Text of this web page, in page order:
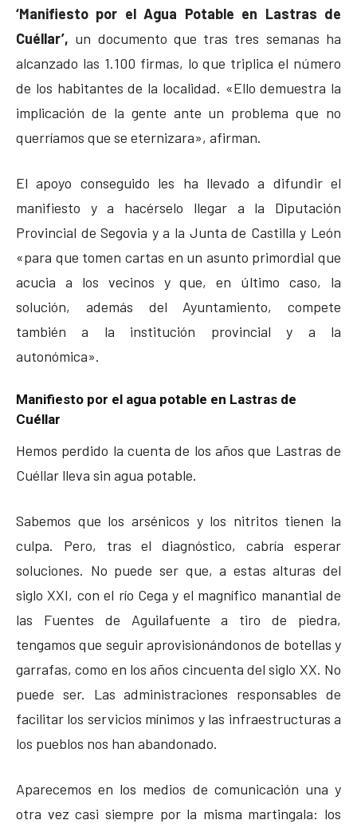
‘Manifiesto por el Agua Potable en Lastras de
Cuéllar’, un documento que tras tres semanas ha
alcanzado las 1.100 firmas, lo que triplica el número
de los habitantes de la localidad. «Ello demuestra la
implicación de la gente ante un problema que no
querríamos que se eternizara», afirman.
El apoyo conseguido les ha llevado a difundir el
manifiesto y a hacérselo llegar a la Diputación
Provincial de Segovia y a la Junta de Castilla y León
«para que tomen cartas en un asunto primordial que
acucia a los vecinos y que, en último caso, la
solución, además del Ayuntamiento, compete
también a la institución provincial y a la
autonómica».
Manifiesto por el agua potable en Lastras de
Cuéllar
Hemos perdido la cuenta de los años que Lastras de
Cuéllar lleva sin agua potable.
Sabemos que los arsénicos y los nitritos tienen la
culpa. Pero, tras el diagnóstico, cabría esperar
soluciones. No puede ser que, a estas alturas del
siglo XXI, con el río Cega y el magnífico manantial de
las Fuentes de Aguilafuente a tiro de piedra,
tengamos que seguir aprovisionándonos de botellas y
garrafas, como en los años cincuenta del siglo XX. No
puede ser. Las administraciones responsables de
facilitar los servicios mínimos y las infraestructuras a
los pueblos nos han abandonado.
Aparecemos en los medios de comunicación una y
otra vez casi siempre por la misma martingala: los